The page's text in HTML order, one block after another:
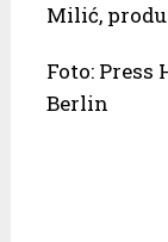
Milić,
Foto: Press
Berlin